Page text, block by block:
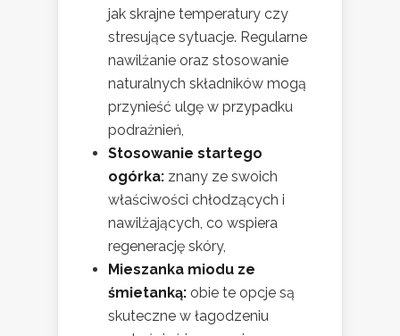
jak skrajne temperatury czy
stresujące sytuacje. Regularne
nawilżanie oraz stosowanie
naturalnych składników mogą
przynieść ulgę w przypadku
podrażnień,
Stosowanie startego
ogórka: znany ze swoich
właściwości chłodzących i
nawilżających, co wspiera
regenerację skóry,
Mieszanka miodu ze
śmietanką: obie te opcje są
skuteczne w łagodzeniu